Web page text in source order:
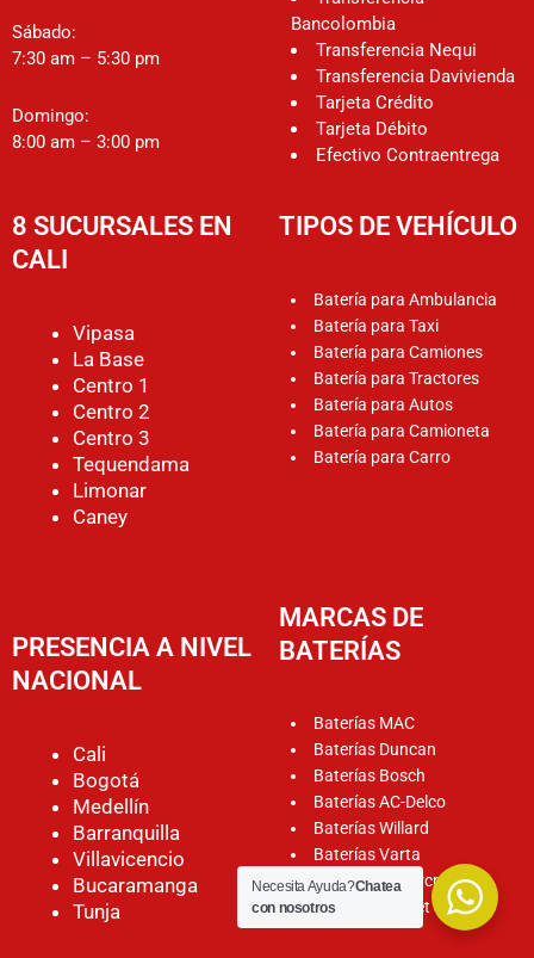
Sábado:
7:30 am – 5:30 pm
Domingo:
8:00 am – 3:00 pm
Bancolombia
Transferencia Nequi
Transferencia Davivienda
Tarjeta Crédito
Tarjeta Débito
Efectivo Contraentrega
8 SUCURSALES EN
CALI
Vipasa
La Base
Centro 1
Centro 2
Centro 3
Tequendama
Limonar
Caney
PRESENCIA A NIVEL
NACIONAL
Cali
Bogotá
Medellín
Barranquilla
Villavicencio
Bucaramanga
Tunja
TIPOS DE VEHÍCULO
Batería para Ambulancia
Batería para Taxi
Batería para Camiones
Batería para Tractores
Batería para Autos
Batería para Camioneta
Batería para Carro
MARCAS DE
BATERÍAS
Baterías MAC
Baterías Duncan
Baterías Bosch
Baterías AC-Delco
Baterías Willard
Baterías Varta
Baterías Motorcraft
Baterías Rocket
Necesita Ayuda?Chatea
con nosotros